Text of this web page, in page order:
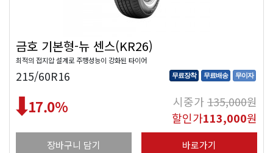
금호 기본형-뉴 센스(KR26)
최적의 접지압 설계로 주행성능이 강화된 타이어
215/60R16 무료장착 무료배송 무이자
17.0% 시중가135,000원
할인가113,000원
장바구니 담기 바로가기